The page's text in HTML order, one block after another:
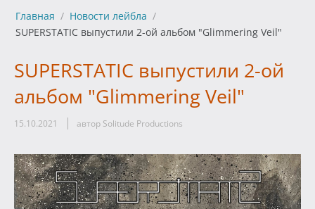
Главная / Новости лейбла /
SUPERSTATIC выпустили 2-ой альбом "Glimmering Veil"
SUPERSTATIC выпустили 2-ой
альбом "Glimmering Veil"
15.10.2021 автор Solitude Productions